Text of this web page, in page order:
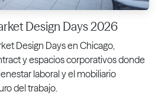
Design Days 2026
Design Days en Chicago,
y espacios corporativos donde
laboral y el mobiliario
del trabajo.